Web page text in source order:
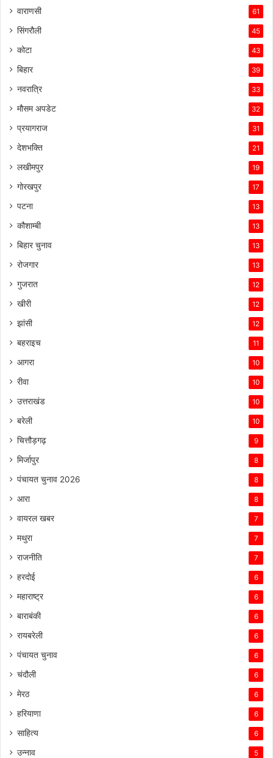
वाराणसी 61
सिंगरौली 45
कोटा 43
बिहार 39
नवरात्रि 33
मौसम अपडेट 32
प्रयागराज 31
देशभक्ति 21
लखीमपुर 19
गोरखपुर 17
पटना 13
कौशाम्बी 13
बिहार चुनाव 13
रोजगार 13
गुजरात 12
खीरी 12
झांसी 12
बहराइच 11
आगरा 10
रीवा 10
उत्तराखंड 10
बरेली 10
चित्तौड़गढ़ 9
मिर्जापुर 8
पंचायत चुनाव 2026 8
आरा 8
वायरल खबर 7
मथुरा 7
राजनीति 7
हरदोई 6
महाराष्ट्र 6
बाराबंकी 6
रायबरेली 6
पंचायत चुनाव 6
चंदौली 6
मेरठ 6
हरियाणा 6
साहित्य 6
उन्नाव 5